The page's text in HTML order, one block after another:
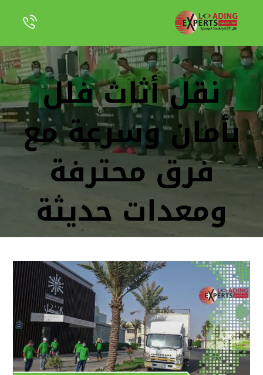
نقل أثاث فلل
بأمان وسرعة مع
فرق محترفة
ومعدات حديثة